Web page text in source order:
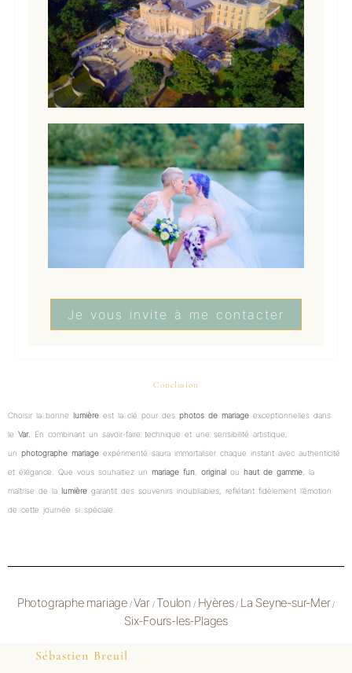
Je vous invite à me contacter
Conclusion
Choisir la bonne lumière est la clé pour des photos de mariage exceptionnelles dans
le Var. En combinant un savoir-faire technique et une sensibilité artistique,
un photographe mariage expérimenté saura immortaliser chaque instant avec authenticité
et élégance. Que vous souhaitiez un mariage fun original ou haut de gamme , la
maîtrise de la lumière garantit des souvenirs inoubliables, reflétant fidèlement l’émotion
de cette journée si spéciale.
Photographe mariage / Var/Toulon / Hyères/ La Seyne-sur-Mer/
Six-Fours-les-Plages
Sébastien Breuil